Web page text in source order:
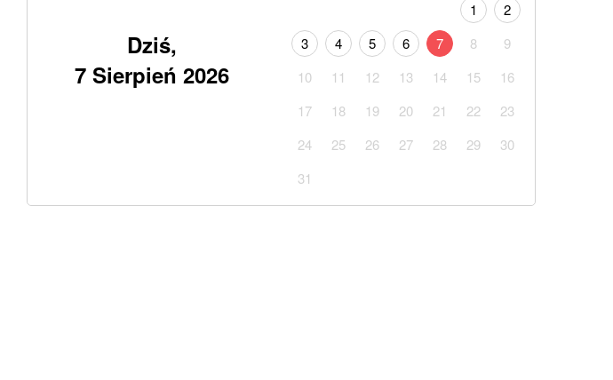
Dziś,
7 Sierpień 2026
1
2
3
4 5 6 7 8
9
10
11 12 13 14 15
16
17
18 19 20 21 22
23
24
25 26 27 28 29
30
31